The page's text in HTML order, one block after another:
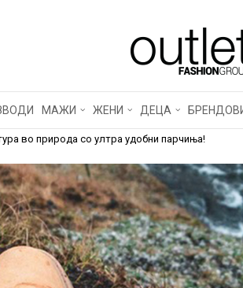
МАЖИ ЖЕНИ ДЕЦА
во природа со ултра удобни парчиња!
ОДИМЕ НА
СО УЛТРА